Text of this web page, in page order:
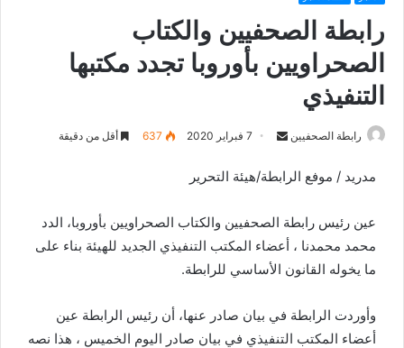
رابطة الصحفيين والكتاب
الصحراويين بأوروبا تجدد مكتبها
التنفيذي
رابطة الصحفيين
n
a
n
e
7 فبراير 2020 637 أقل من دقيقة
مدريد / موفع الرابطة/هيئة التحرير
عين رئيس رابطة الصحفيين والكتاب الصحراويين بأوروبا، الدد
محمد محمدنا ، أعضاء المكتب التنفيذي الجديد للهيئة بناء على
ما يخوله القانون الأساسي للرابطة.
وأوردت الرابطة في بيان صادر عنها، أن رئيس الرابطة عين
أعضاء المكتب التنفيذي في بيان صادر اليوم الخميس ، هذا نصه